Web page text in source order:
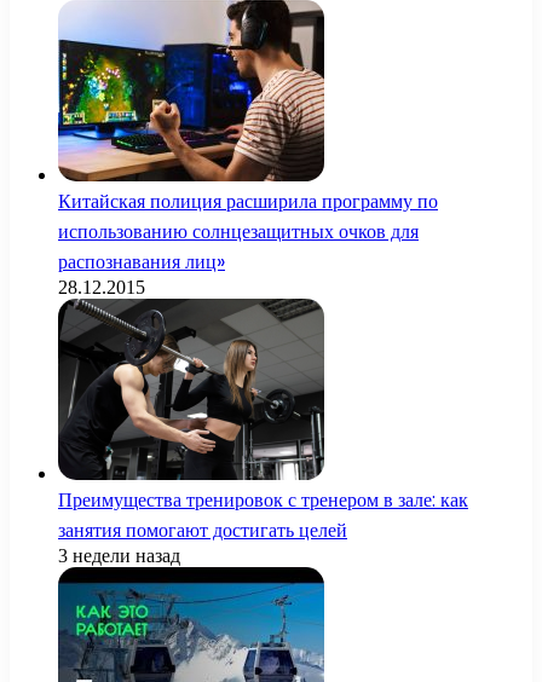
Китайская полиция расширила программу по
использованию солнцезащитных очков для
распознавания лиц»
28.12.2015
Преимущества тренировок с тренером в зале: как
занятия помогают достигать целей
3 недели назад